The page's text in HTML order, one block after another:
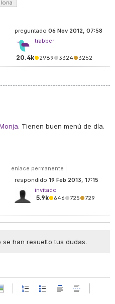
preguntado 06 Nov 2012, 07:58
trabber
20.4k●2989●3324●3252
. Tienen buen menú de día.
enlace permanente
respondido 19 Feb 2013, 17:15
invitado
5.9k●646●725●729
se han resuelto tus dudas.